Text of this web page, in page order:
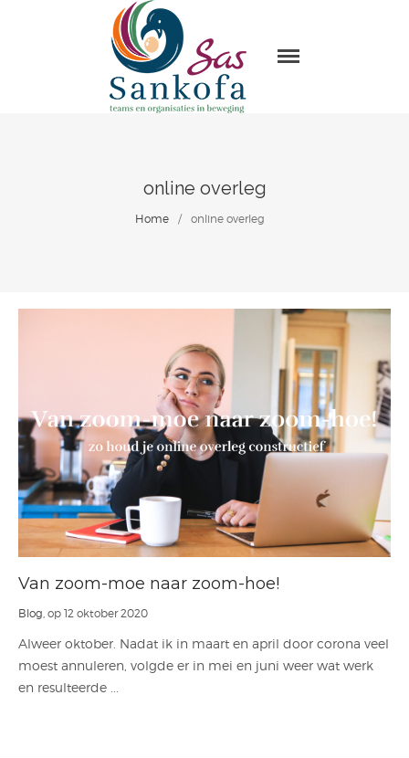
Home
Visie
Over Sas Sankofa
Contact
Sas Sankofa
online overleg
Home / online overleg
Van zoom-moe naar zoom-hoe!
Blog , op 12 oktober 2020
Alweer oktober. Nadat ik in maart en april door corona veel
moest annuleren, volgde er in mei en juni weer wat werk
en resulteerde ...